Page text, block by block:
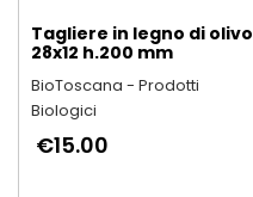
Tagliere in legno di olivo
28x12 h.200 mm
BioToscana - Prodotti
Biologici
€15.00